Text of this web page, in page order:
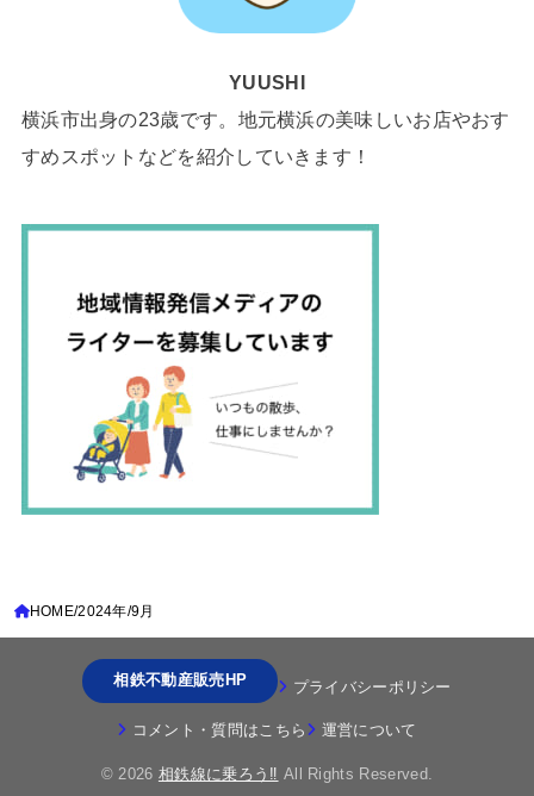
YUUSHI
横浜市出身の23歳です。地元横浜の美味しいお店やおす
すめスポットなどを紹介していきます！
HOME 2024年 9月
相鉄不動産販売HP プライバシーポリシー
コメント・質問はこちら 運営について
© 2026 相鉄線に乗ろう‼ All Rights Reserved.